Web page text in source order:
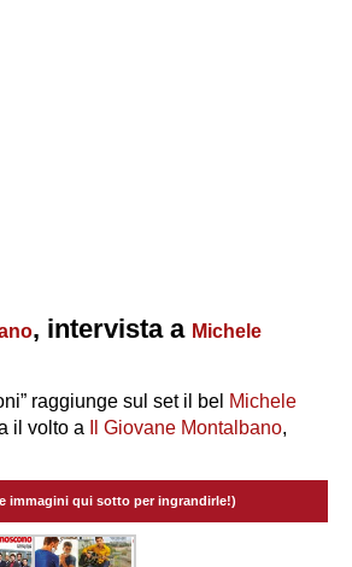
, intervista a Michele
raggiunge sul set il bel Michele
il volto a Il Giovane Montalbano,
immagini qui sotto per ingrandirle!)